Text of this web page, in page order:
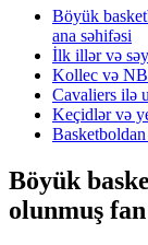
Böyük
ana səhifəsi
İlk illər və
Kollec və
Cavaliers ilə
Keçidlər və
Böyük
olunmuş fan